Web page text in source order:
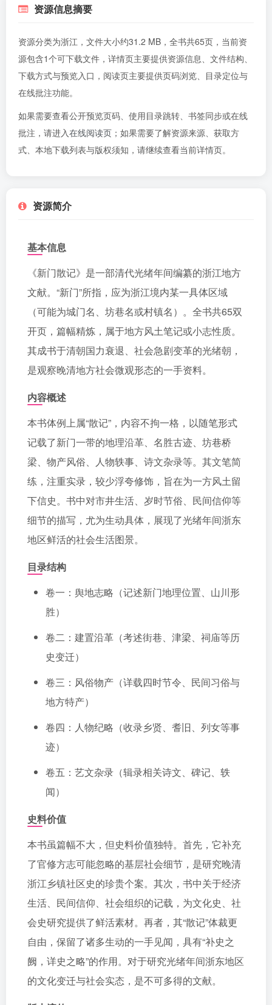
资源信息摘要
资源分类为浙江，文件大小约31.2 MB，全书共65页，当前资
源包含1个可下载文件，详情页主要提供资源信息、文件结构、
下载方式与预览入口，阅读页主要提供页码浏览、目录定位与
在线批注功能。
如果需要查看公开预览页码、使用目录跳转、书签同步或在线
批注，请进入在线阅读页 ；如果需要了解资源来源、获取方
式、本地下载列表与版权须知，请继续查看当前详情页。
资源简介
基本信息
《新门散记》是一部清代光绪年间编纂的浙江地方
文献。“新门”所指，应为浙江境内某一具体区域
（可能为城门名、坊巷名或村镇名）。全书共65双
开页，篇幅精炼，属于地方风土笔记或小志性质。
其成书于清朝国力衰退、社会急剧变革的光绪朝，
是观察晚清地方社会微观形态的一手资料。
内容概述
本书体例上属“散记”，内容不拘一格，以随笔形式
记载了新门一带的地理沿革、名胜古迹、坊巷桥
梁、物产风俗、人物轶事、诗文杂录等。其文笔简
练，注重实录，较少浮夸修饰，旨在为一方风土留
下信史。书中对市井生活、岁时节俗、民间信仰等
细节的描写，尤为生动具体，展现了光绪年间浙东
地区鲜活的社会生活图景。
目录结构
卷一：舆地志略（记述新门地理位置、山川形
胜）
卷二：建置沿革（考述街巷、津梁、祠庙等历
史变迁）
卷三：风俗物产（详载四时节令、民间习俗与
地方特产）
卷四：人物纪略（收录乡贤、耆旧、列女等事
迹）
卷五：艺文杂录（辑录相关诗文、碑记、轶
闻）
史料价值
本书虽篇幅不大，但史料价值独特。首先，它补充
了官修方志可能忽略的基层社会细节，是研究晚清
浙江乡镇社区史的珍贵个案。其次，书中关于经济
生活、民间信仰、社会组织的记载，为文化史、社
会史研究提供了鲜活素材。再者，其“散记”体裁更
自由，保留了诸多生动的一手见闻，具有“补史之
阙，详史之略”的作用。对于研究光绪年间浙东地区
的文化变迁与社会实态，是不可多得的文献。